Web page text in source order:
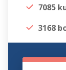
7085
3168